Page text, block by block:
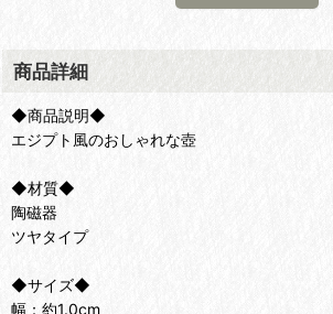
商品詳細
◆商品説明◆
エジプト風のおしゃれな壺
◆材質◆
陶磁器
ツヤタイプ
◆サイズ◆
幅：約1.0cm